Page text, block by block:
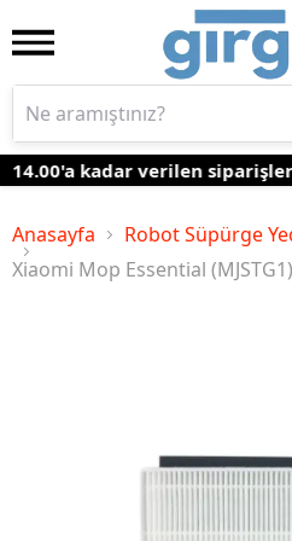
kadar verilen
Anasayfa
Robot Süpürge
Xiaomi Mop Essential